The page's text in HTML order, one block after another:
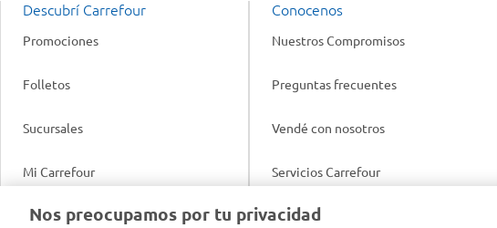
Descubrí Carrefour
Promociones
Folletos
Sucursales
Mi Carrefour
Productos Carrefour
Conocenos
Nuestros Compromisos
Preguntas frecuentes
Vendé con nosotros
Servicios Carrefour
Info útil
Nos preocupamos por tu privacidad